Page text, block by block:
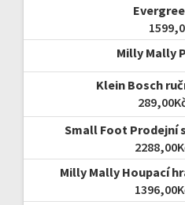
Milly Mally
Klein Bosch
289,00
Small Foot Prodejní
2288,00
Milly Mally Houpací
1396,00